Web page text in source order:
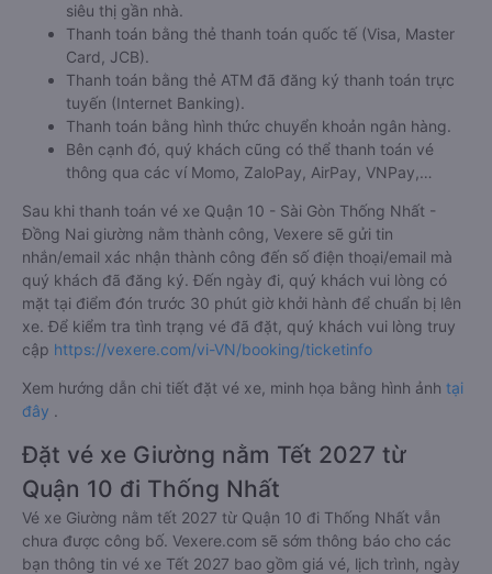
siêu thị gần nhà.
Thanh toán bằng thẻ thanh toán quốc tế (Visa, Master
Card, JCB).
Thanh toán bằng thẻ ATM đã đăng ký thanh toán trực
tuyến (Internet Banking).
Thanh toán bằng hình thức chuyển khoản ngân hàng.
Bên cạnh đó, quý khách cũng có thể thanh toán vé
thông qua các ví Momo, ZaloPay, AirPay, VNPay,…
Sau khi thanh toán vé xe Quận 10 - Sài Gòn Thống Nhất -
Đồng Nai giường nằm thành công, Vexere sẽ gửi tin
nhắn/email xác nhận thành công đến số điện thoại/email mà
quý khách đã đăng ký. Đến ngày đi, quý khách vui lòng có
mặt tại điểm đón trước 30 phút giờ khởi hành để chuẩn bị lên
xe. Để kiểm tra tình trạng vé đã đặt, quý khách vui lòng truy
cập https://vexere.com/vi-VN/booking/ticketinfo
Xem hướng dẫn chi tiết đặt vé xe, minh họa bằng hình ảnh tại
đây .
Đặt vé xe Giường nằm Tết 2027 từ
Quận 10 đi Thống Nhất
Vé xe Giường nằm tết 2027 từ Quận 10 đi Thống Nhất vẫn
chưa được công bố. Vexere.com sẽ sớm thông báo cho các
bạn thông tin vé xe Tết 2027 bao gồm giá vé, lịch trình, ngày